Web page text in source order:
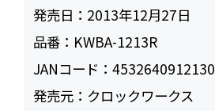
発売日： 2013年12月27日
品番： KWBA-1213R
JANコード：4532640912130
発売元： クロックワークス